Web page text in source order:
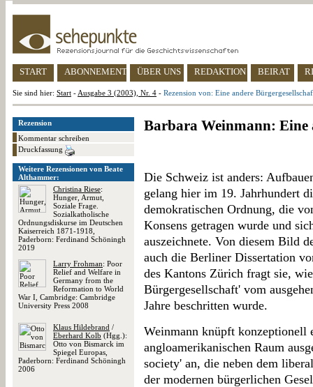
START ABONNEMENT ÜBER UNS REDAKTION BEIRAT
Sie sind hier: Start - Ausgabe 3 (2003), Nr. 4 - Rezension von: Eine andere
Rezension
Kommentar schreiben
Druckfassung
Weitere Rezensionen von Beate
Althammer:
Christina Riese:
Hunger, Armut,
Soziale Frage.
Sozialkatholische
Ordnungsdiskurse im Deutschen
Kaiserreich 1871-1918,
Paderborn: Ferdinand Schöningh
2019
Larry Frohman: Poor
Relief and Welfare in
Germany from the
Reformation to World
War I, Cambridge: Cambridge
University Press 2008
Klaus Hildebrand /
Eberhard Kolb (Hgg.):
Otto von Bismarck im
Spiegel Europas,
Paderborn: Ferdinand Schöningh
2006
Barbara Weinmann: Eine
Die Schweiz ist anders:
gelang hier im 19. Jahrhundert
demokratischen Ordnung, die
Konsens getragen wurde und
auszeichnete. Von diesem Bild
auch die Berliner Dissertation
des Kantons Zürich fragt sie,
Bürgergesellschaft' vom
Jahre beschritten wurde.
Weinmann knüpft konzeptionell
angloamerikanischen Raum
society' an, die neben dem
der modernen bürgerlichen